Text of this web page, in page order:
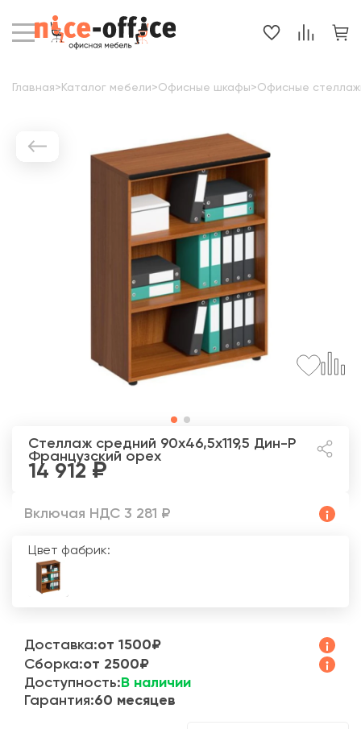
Главная> Каталог мебели>Офисные шкафы>Офисные
Стеллаж средний 90x46,5x119,5 Дин-Р
Французский орех
14 912
Включая НДС 3 281 ₽
Цвет фабрик:
Доставка:от 1500₽
Сборка:от 2500₽
Доступность: В наличии
Гарантия:60 месяцев